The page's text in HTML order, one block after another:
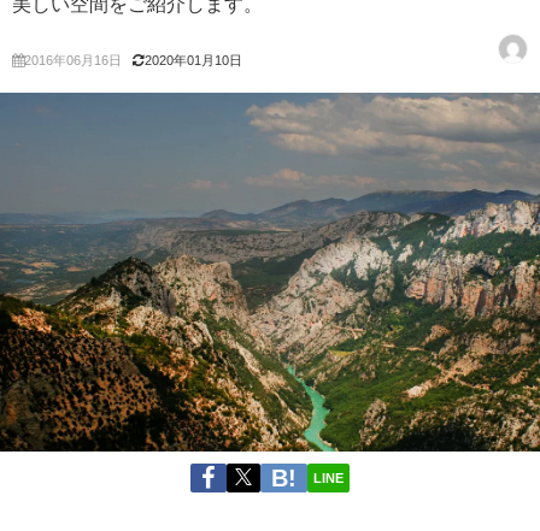
2016年06月16日 2020年01月10日
LINE